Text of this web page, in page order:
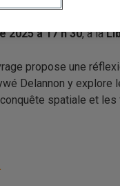
2025 à 17 h 30, à la
propose une
Delannon y
spatiale et